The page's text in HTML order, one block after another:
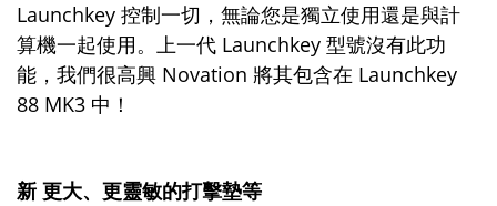
Launchkey 控制一切，無論您是獨立使用還是與計
算機一起使用。上一代 Launchkey 型號沒有此功
能，我們很高興 Novation 將其包含在 Launchkey
88 MK3 中！
新 更大、更靈敏的打擊墊等